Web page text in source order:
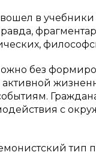
в
без
с
тип